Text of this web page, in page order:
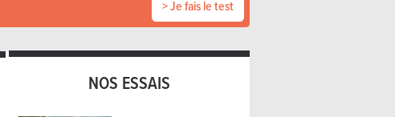
> Je fais le test
NOS ESSAIS